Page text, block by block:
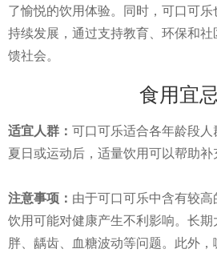
了愉悦的饮用体验。同时，可口可
持续发展，通过支持教育、环保和社
馈社会。
食用宜忌
适宜人群： 可口可乐适合各年龄段
夏日或运动后，适量饮用可以帮助补
注意事项： 由于可口可乐中含有较
饮用可能对健康产生不利影响。长
胖、龋齿、血糖波动等问题。此外